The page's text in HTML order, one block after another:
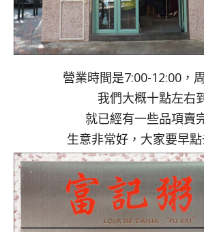
營業時間是7:00-12:00，
我們大概十點左右到
就已經有一些品項賣
生意非常好，大家要早